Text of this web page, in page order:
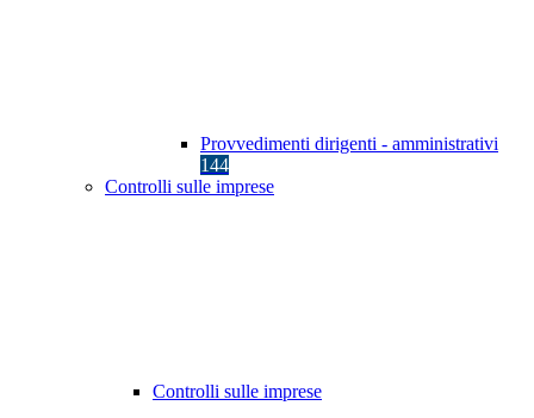
Provvedimenti dirigenti - amministrativi
144
Controlli sulle imprese
Controlli sulle imprese